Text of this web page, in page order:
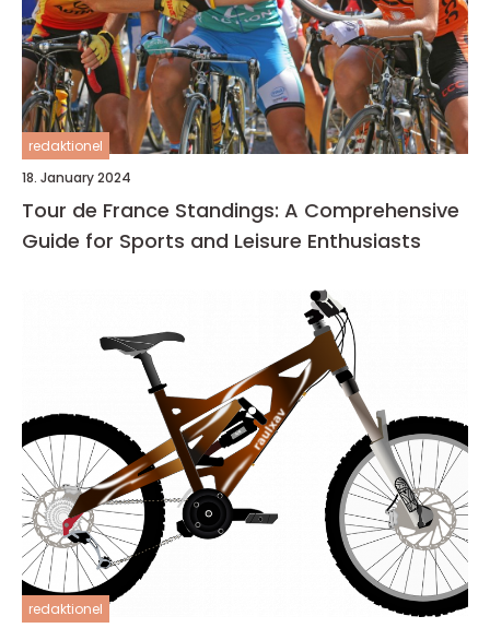
redaktionel
18. January 2024
Tour de France Standings: A Comprehensive
Guide for Sports and Leisure Enthusiasts
redaktionel